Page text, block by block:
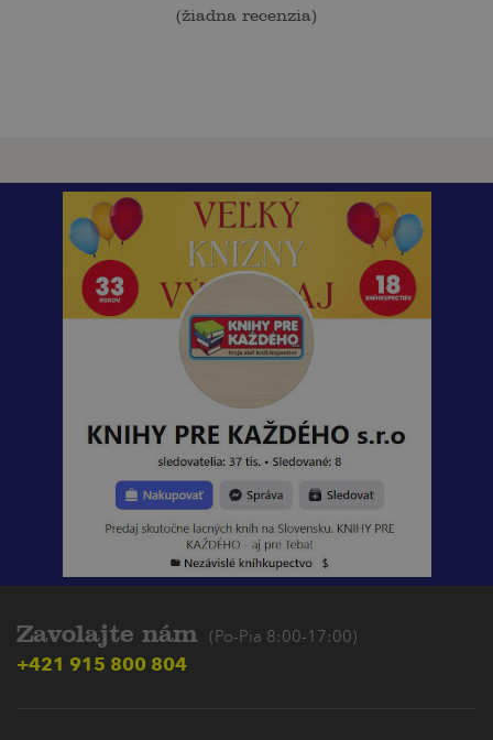
(žiadna recenzia)
Zavolajte nám (Po-Pia 8:00-17:00)
+421 915 800 804